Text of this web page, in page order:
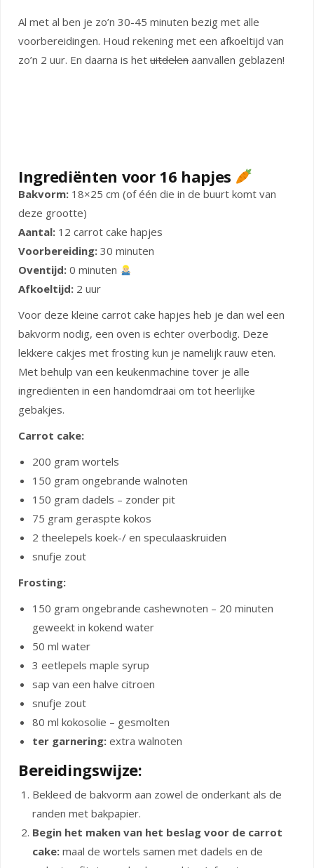
Al met al ben je zo’n 30-45 minuten bezig met alle
voorbereidingen. Houd rekening met een afkoeltijd van
zo’n 2 uur. En daarna is het uitdelen aanvallen geblazen!
Ingrediënten voor 16 hapjes
Bakvorm: 18×25 cm (of één die in de buurt komt van
deze grootte)
Aantal: 12 carrot cake hapjes
Voorbereiding: 30 minuten
Oventijd: 0 minuten
Afkoeltijd: 2 uur
Voor deze kleine carrot cake hapjes heb je dan wel een
bakvorm nodig, een oven is echter overbodig. Deze
lekkere cakjes met frosting kun je namelijk rauw eten.
Met behulp van een keukenmachine tover je alle
ingrediënten in een handomdraai om tot heerlijke
gebakjes.
Carrot cake:
200 gram wortels
150 gram ongebrande walnoten
150 gram dadels – zonder pit
75 gram geraspte kokos
2 theelepels koek-/ en speculaaskruiden
snufje zout
Frosting:
150 gram ongebrande cashewnoten – 20 minuten
geweekt in kokend water
50 ml water
3 eetlepels maple syrup
sap van een halve citroen
snufje zout
80 ml kokosolie – gesmolten
ter garnering: extra walnoten
Bereidingswijze:
Bekleed de bakvorm aan zowel de onderkant als de
randen met bakpapier.
Begin het maken van het beslag voor de carrot
cake: maal de wortels samen met dadels en de